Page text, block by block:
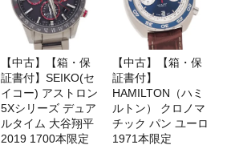
【中古】【箱・保
証書付】SEIKO(セ
イコー) アストロン
5Xシリーズ デュア
ルタイム 大谷翔平
2019 1700本限定
【中古】【箱・保
証書付】
HAMILTON（ハミ
ルトン） クロノマ
チック パン ユーロ
1971本限定